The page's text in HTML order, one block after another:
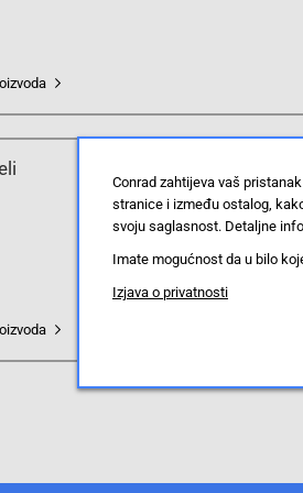
Conrad zahtijeva vaš
stranice i između ostalog,
svoju saglasnost. Detaljne
Imate mogućnost da u bilo
Izjava o privatnosti